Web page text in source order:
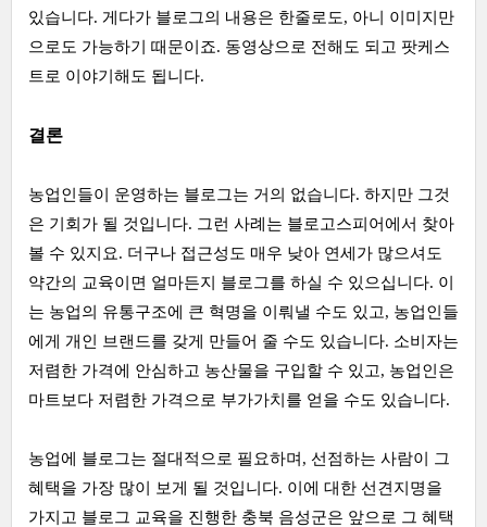
있습니다. 게다가 블로그의 내용은 한줄로도, 아니 이미지만
으로도 가능하기 때문이죠. 동영상으로 전해도 되고 팟케스
트로 이야기해도 됩니다.
결론
농업인들이 운영하는 블로그는 거의 없습니다. 하지만 그것
은 기회가 될 것입니다. 그런 사례는 블로고스피어에서 찾아
볼 수 있지요. 더구나 접근성도 매우 낮아 연세가 많으셔도
약간의 교육이면 얼마든지 블로그를 하실 수 있으십니다. 이
는 농업의 유통구조에 큰 혁명을 이뤄낼 수도 있고, 농업인들
에게 개인 브랜드를 갖게 만들어 줄 수도 있습니다. 소비자는
저렴한 가격에 안심하고 농산물을 구입할 수 있고, 농업인은
마트보다 저렴한 가격으로 부가가치를 얻을 수도 있습니다.
농업에 블로그는 절대적으로 필요하며, 선점하는 사람이 그
혜택을 가장 많이 보게 될 것입니다. 이에 대한 선견지명을
가지고 블로그 교육을 진행한 충북 음성군은 앞으로 그 혜택